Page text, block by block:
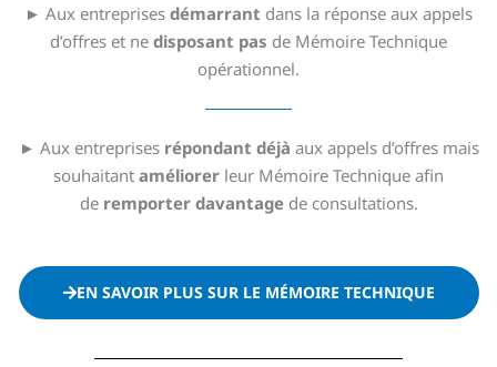
► Aux entreprises démarrant dans la réponse aux appels
d’offres et ne disposant pas de Mémoire Technique
opérationnel.
► Aux entreprises répondant déjà aux appels d’offres mais
souhaitant améliorer leur Mémoire Technique afin
de remporter davantage de consultations.
EN SAVOIR PLUS SUR LE MÉMOIRE TECHNIQUE